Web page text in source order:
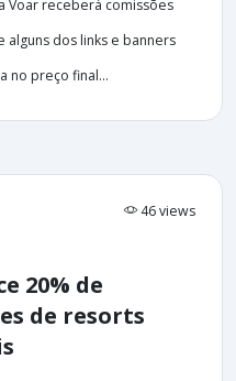
Voar receberá comissões
alguns dos links e banners
no preço final...
46 views
20% de
de resorts